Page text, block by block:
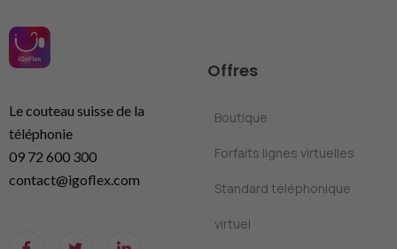
Le couteau suisse de la
téléphonie
09 72 600 300
contact@igoflex.com
Offres
Boutique
Forfaits lignes virtuelles
Standard téléphonique
virtuel